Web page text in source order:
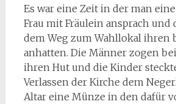
Es war eine Zeit in der man
Frau mit Fräulein ansprach und
dem Weg zum Wahllokal ihren
anhatten. Die Männer zogen
ihren Hut und die Kinder
Verlassen der Kirche dem
Altar eine Münze in den dafür